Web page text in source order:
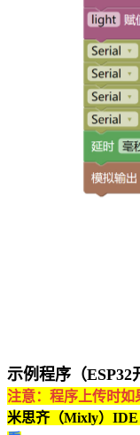
示例程序（ESP32
注意：程序上传时如
米思齐（Mixly）IDE